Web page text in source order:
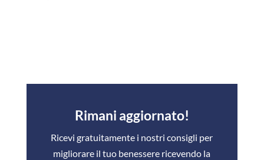
Rimani aggiornato!
Ricevi gratuitamente i nostri consigli per
migliorare il tuo benessere ricevendo la